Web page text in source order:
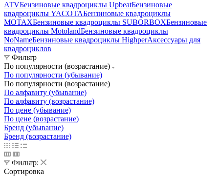
ATVБензиновые квадроциклы UpbeatБензиновые
квадроциклы YACOTAБензиновые квадроциклы
MOTAXБензиновые квадроциклы SUBORBOXБензиновые
квадроциклы MotolandБензиновые квадроциклы
NoNameБензиновые квадроциклы HighperАксессуары для
квадроциклов
Фильтр
По популярности (возрастание)
По популярности (убывание)
По популярности (возрастание)
По алфавиту (убывание)
По алфавиту (возрастание)
По цене (убывание)
По цене (возрастание)
Бренд (убывание)
Бренд (возрастание)
Фильтр:
Сортировка